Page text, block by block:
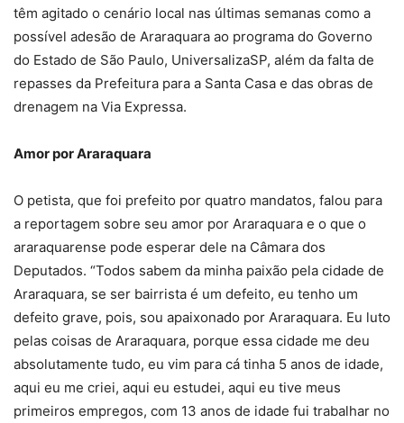
têm agitado o cenário local nas últimas semanas como a
possível adesão de Araraquara ao programa do Governo
do Estado de São Paulo, UniversalizaSP, além da falta de
repasses da Prefeitura para a Santa Casa e das obras de
drenagem na Via Expressa.
Amor por Araraquara
O petista, que foi prefeito por quatro mandatos, falou para
a reportagem sobre seu amor por Araraquara e o que o
araraquarense pode esperar dele na Câmara dos
Deputados. “Todos sabem da minha paixão pela cidade de
Araraquara, se ser bairrista é um defeito, eu tenho um
defeito grave, pois, sou apaixonado por Araraquara. Eu luto
pelas coisas de Araraquara, porque essa cidade me deu
absolutamente tudo, eu vim para cá tinha 5 anos de idade,
aqui eu me criei, aqui eu estudei, aqui eu tive meus
primeiros empregos, com 13 anos de idade fui trabalhar no